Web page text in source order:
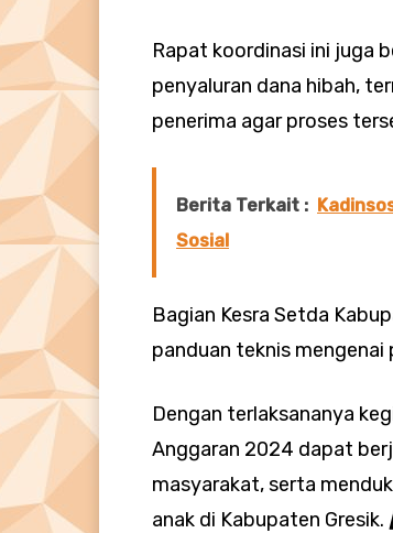
Rapat koordinasi ini juga
penyaluran dana hibah,
penerima agar proses
Berita Terkait :
Sosial
Bagian Kesra Setda
panduan teknis mengenai
Dengan terlaksananya
Anggaran 2024 dapat
masyarakat, serta
anak di Kabupaten Gresik.